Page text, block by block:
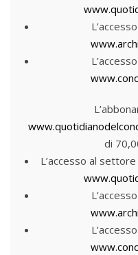
di
L’accesso al